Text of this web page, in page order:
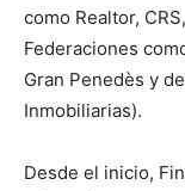
como Realtor,
Federaciones
Gran Penedès y
Inmobiliarias).
Desde el inicio,